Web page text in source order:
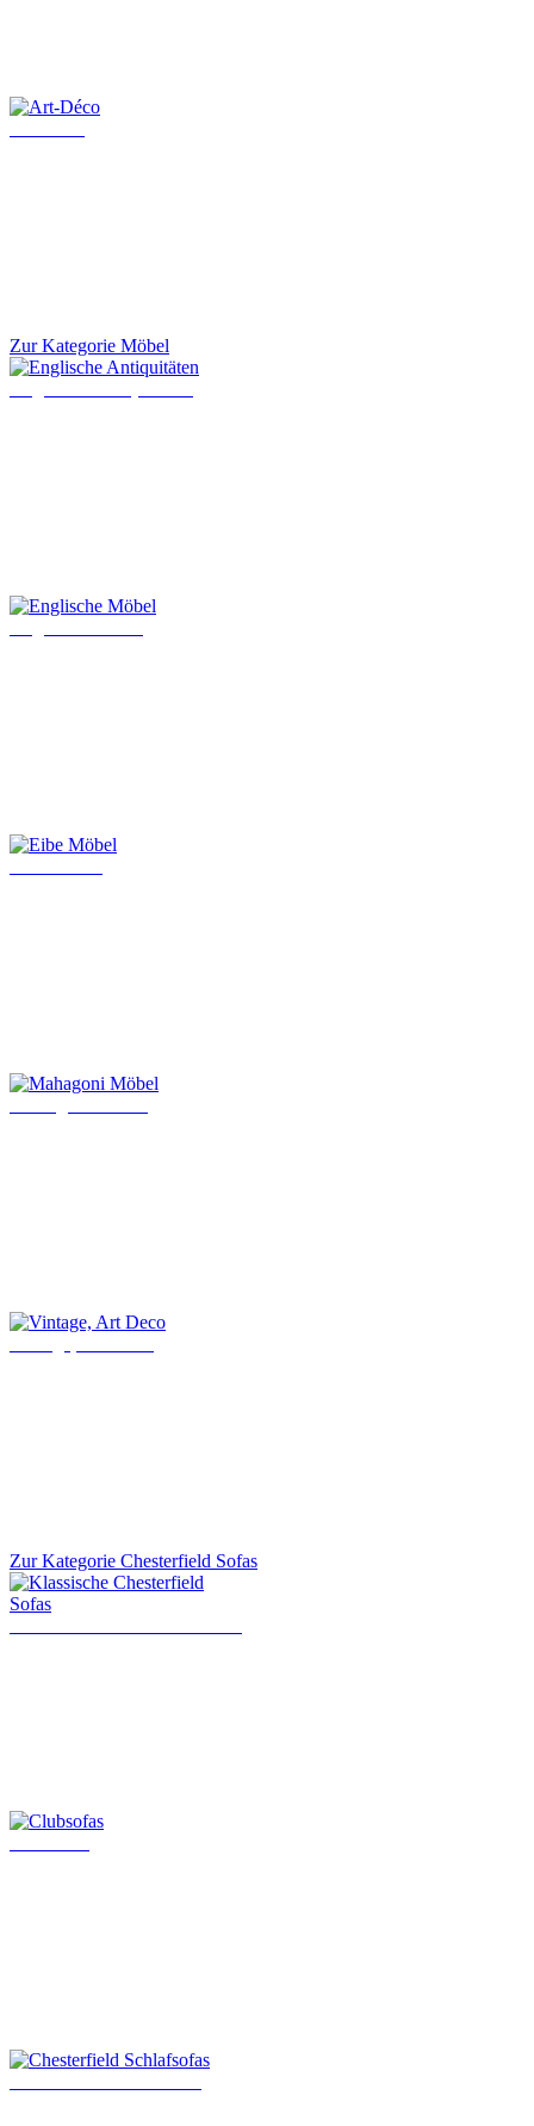
Zur Kategorie Möbel
Zur Kategorie Chesterfield Sofas